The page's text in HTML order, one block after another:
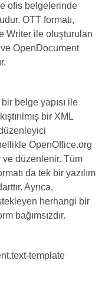
ofis belgelerinde
OTT formatı,
Writer ile oluşturulan
OpenDocument
belge yapısı ile
bir XML
OpenOffice.org
ve düzenlenir. Tüm
da tek bir yazılım
Ayrıca,
herhangi bir
bağımsızdır.
template